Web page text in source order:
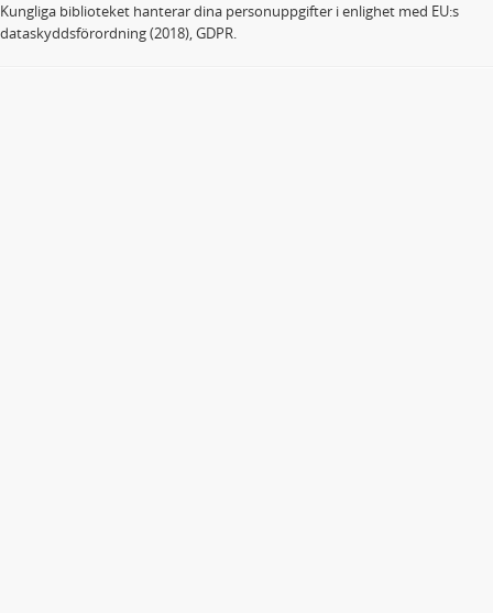
Kungliga biblioteket hanterar dina personuppgifter i enlighet med EU:s
dataskyddsförordning (2018), GDPR.